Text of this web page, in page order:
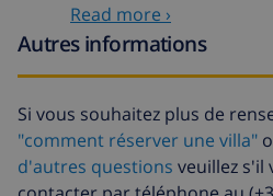
Nettoyage
supplémentaire
basée sur
d'annulation:
Read more ›
Autres informations
Si vous souhaitez plus de
"comment réserver une villa"
d'autres questions veuillez s'il